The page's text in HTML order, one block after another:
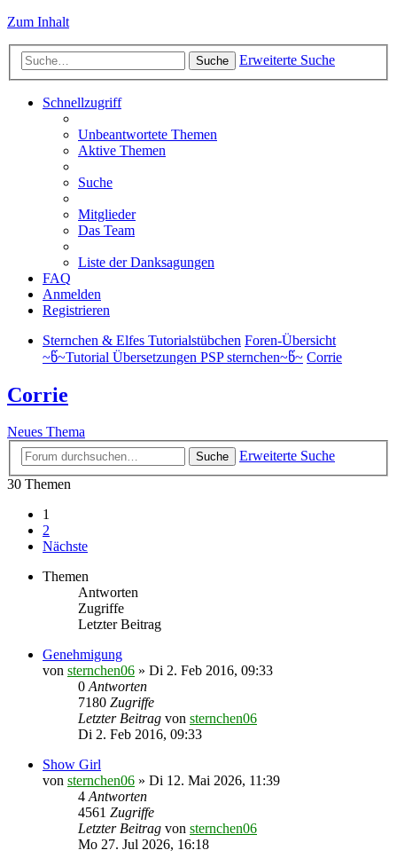
Zum Inhalt
Suche Erweiterte Suche
Schnellzugriff
Unbeantwortete Themen
Aktive Themen
Suche
Mitglieder
Das Team
Liste der Danksagungen
FAQ
Anmelden
Registrieren
Sternchen & Elfes Tutorialstübchen Foren-Übersicht
~წ~Tutorial Übersetzungen PSP sternchen~წ~ Corrie
Corrie
Neues Thema
Suche
Erweiterte Suche
30 Themen
1
2
Nächste
Themen
Antworten
Zugriffe
Letzter Beitrag
Genehmigung
von sternchen06 » Di 2. Feb 2016, 09:33
0 Antworten
7180 Zugriffe
Letzter Beitrag von sternchen06
Di 2. Feb 2016, 09:33
Show Girl
von sternchen06 » Di 12. Mai 2026, 11:39
4 Antworten
4561 Zugriffe
Letzter Beitrag von sternchen06
Mo 27. Jul 2026, 16:18